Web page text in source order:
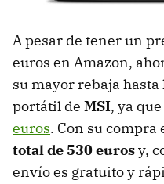
A pesar de tener un
euros en Amazon,
su mayor rebaja
portátil de MSI, ya
euros. Con su compra
total de 530 eurosy,
envío es gratuito y